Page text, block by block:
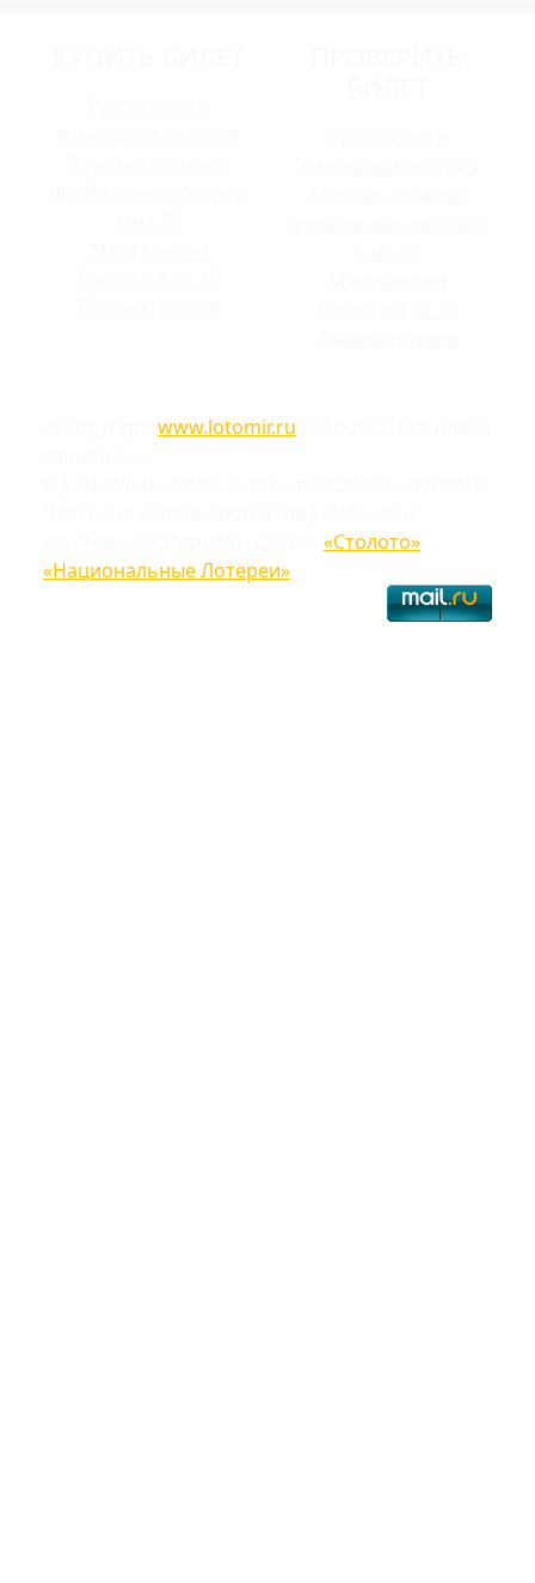
www.lotomir.ru
«Столото»
«Национальные Лотереи»